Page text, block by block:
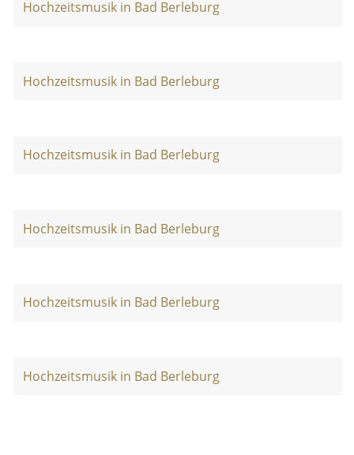
Hochzeitsmusik in Bad Berleburg
Hochzeitsmusik in Bad Berleburg
Hochzeitsmusik in Bad Berleburg
Hochzeitsmusik in Bad Berleburg
Hochzeitsmusik in Bad Berleburg
Hochzeitsmusik in Bad Berleburg